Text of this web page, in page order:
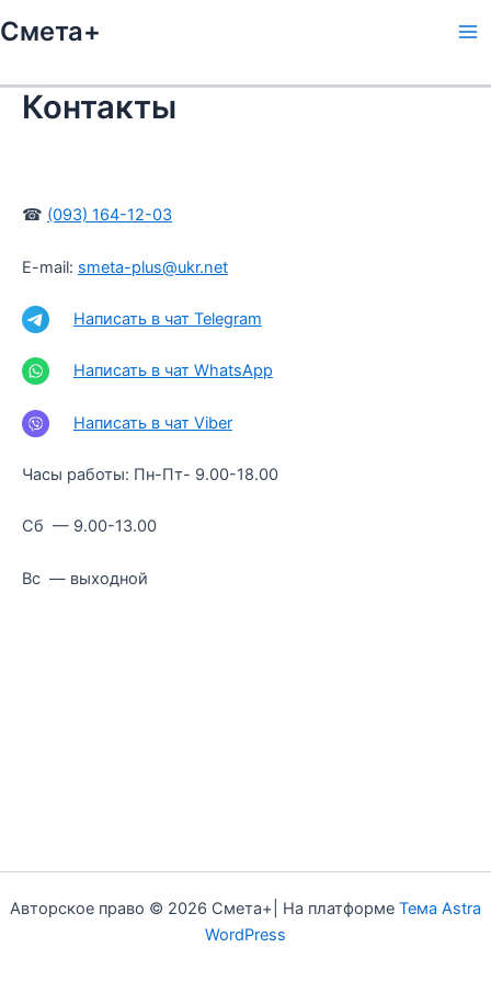
кСмета+
Контакты
☎ (093) 164-12-03
E-mail: smeta-plus@ukr.net
Написать в чат Telegram
Написать в чат WhatsApp
Написать в чат Viber
Часы работы: Пн-Пт- 9.00-18.00
Сб — 9.00-13.00
Вс — выходной
Авторское право © 2026 Смета+| На платформе Тема Astra
WordPress